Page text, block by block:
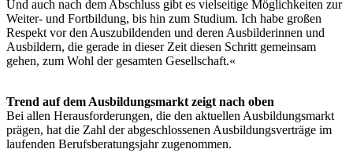
Und auch nach dem Abschluss gibt es vielseitige Möglichkeiten zur
Weiter- und Fortbildung, bis hin zum Studium. Ich habe großen
Respekt vor den Auszubildenden und deren Ausbilderinnen und
Ausbildern, die gerade in dieser Zeit diesen Schritt gemeinsam
gehen, zum Wohl der gesamten Gesellschaft.«
Trend auf dem Ausbildungsmarkt zeigt nach oben
Bei allen Herausforderungen, die den aktuellen Ausbildungsmarkt
prägen, hat die Zahl der abgeschlossenen Ausbildungsverträge im
laufenden Berufsberatungsjahr zugenommen.